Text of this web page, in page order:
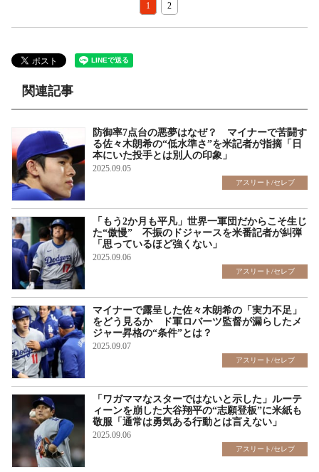
1 2
関連記事
防御率7点台の悪夢はなぜ？ マイナーで苦闘す
る佐々木朗希の“低水準さ”を米記者が指摘「日
本にいた投手とは別人の印象」
2025.09.05
アスリート/セレブ
「もう2か月も平凡」世界一軍団だからこそ生じ
た“傲慢” 不振のドジャースを米番記者が糾弾
「思っているほど強くない」
2025.09.06
アスリート/セレブ
マイナーで露呈した佐々木朗希の「実力不足」
をどう見るか ド軍ロバーツ監督が漏らしたメ
ジャー昇格の“条件”とは？
2025.09.07
アスリート/セレブ
「ワガママなスターではないと示した」ルーテ
ィーンを崩した大谷翔平の“志願登板”に米紙も
敬服「通常は勇気ある行動とは言えない」
2025.09.06
アスリート/セレブ